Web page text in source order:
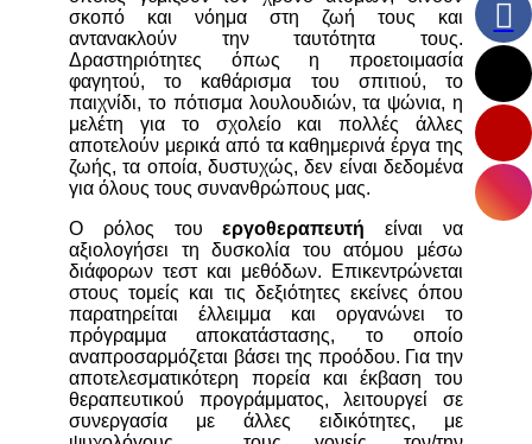
σκοπό και νόημα στη ζωή τους και
αντανακλούν την ταυτότητα τους.
Δραστηριότητες όπως η προετοιμασία
φαγητού, το καθάρισμα του σπιτιού, το
παιχνίδι, το πότισμα λουλουδιών, τα ψώνια, η
μελέτη για το σχολείο και πολλές άλλες
αποτελούν μερικά από τα καθημερινά έργα της
ζωής, τα οποία, δυστυχώς, δεν είναι δεδομένα
για όλους τους συνανθρώπους μας.
Ο ρόλος τουεργοθεραπευτή
είναι να
αξιολογήσει τη δυσκολία του ατόμου μέσω
διάφορων τεστ και μεθόδων. Επικεντρώνεται
στους τομείς και τις δεξιότητες εκείνες όπου
παρατηρείται έλλειμμα και οργανώνει το
πρόγραμμα αποκατάστασης, το οποίο
αναπροσαρμόζεται βάσει της προόδου. Για την
αποτελεσματικότερη πορεία και έκβαση του
θεραπευτικού προγράμματος, λειτουργεί σε
συνεργασία με άλλες ειδικότητες, με